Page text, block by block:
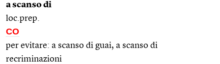
a scanso di
loc.prep.
CO
per evitare: a scanso di guai, a scanso di
recriminazioni